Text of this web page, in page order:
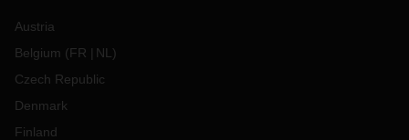
Austria
Belgium (FR NL )
Czech Republic
Denmark
Finland